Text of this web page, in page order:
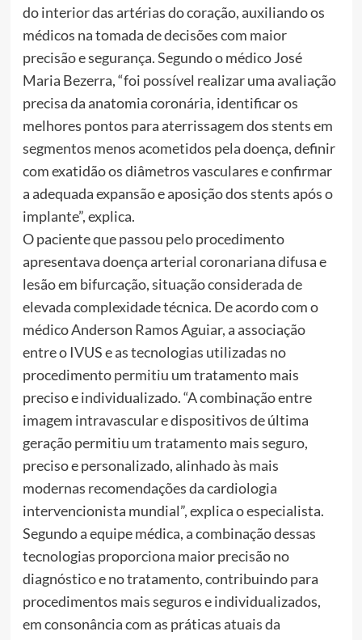
do interior das artérias do coração, auxiliando os
médicos na tomada de decisões com maior
precisão e segurança. Segundo o médico José
Maria Bezerra, “foi possível realizar uma avaliação
precisa da anatomia coronária, identificar os
melhores pontos para aterrissagem dos stents em
segmentos menos acometidos pela doença, definir
com exatidão os diâmetros vasculares e confirmar
a adequada expansão e aposição dos stents após o
implante”, explica.
O paciente que passou pelo procedimento
apresentava doença arterial coronariana difusa e
lesão em bifurcação, situação considerada de
elevada complexidade técnica. De acordo com o
médico Anderson Ramos Aguiar, a associação
entre o IVUS e as tecnologias utilizadas no
procedimento permitiu um tratamento mais
preciso e individualizado. “A combinação entre
imagem intravascular e dispositivos de última
geração permitiu um tratamento mais seguro,
preciso e personalizado, alinhado às mais
modernas recomendações da cardiologia
intervencionista mundial”, explica o especialista.
Segundo a equipe médica, a combinação dessas
tecnologias proporciona maior precisão no
diagnóstico e no tratamento, contribuindo para
procedimentos mais seguros e individualizados,
em consonância com as práticas atuais da